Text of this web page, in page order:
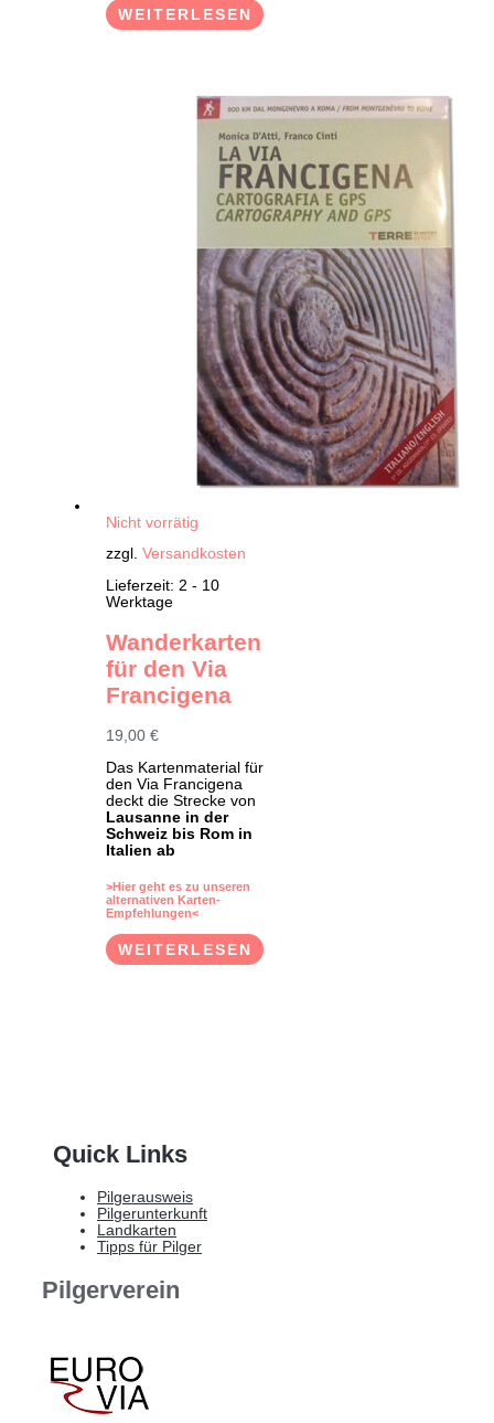
WEITERLESEN
Nicht vorrätig
zzgl.Versandkosten
Lieferzeit: 2 - 10
Werktage
Wanderkarten
für den Via
Francigena
19,00€
Das Kartenmaterial für
den Via Francigena
deckt die Strecke von
Lausanne in der
Schweiz bis Rom in
Italien ab
>Hier geht es zu unseren
alternativen Karten-
Empfehlungen<
WEITERLESEN
Quick Links
Pilgerausweis
Pilgerunterkunft
Landkarten
Tipps für Pilger
Pilgerverein